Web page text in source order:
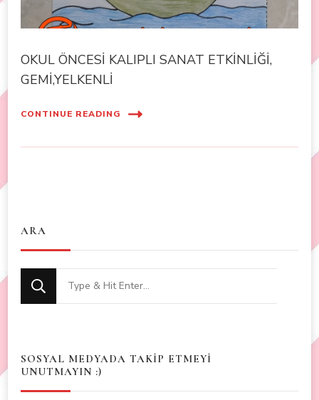
OKUL ÖNCESİ KALIPLI SANAT ETKİNLİĞİ,
GEMİ,YELKENLİ
CONTINUE READING
ARA
Looking
for
SOSYAL MEDYADA TAKİP ETMEYİ
UNUTMAYIN :)